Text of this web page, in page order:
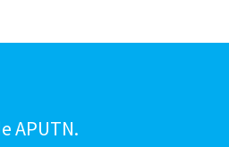
APUTN.